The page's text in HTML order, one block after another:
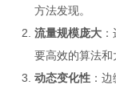
方法发现。
流量规模庞大
要高效的算法
动态变化性 ：